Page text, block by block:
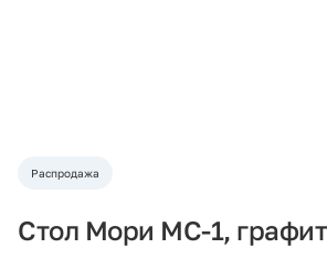
Распродажа
Стол Мори МС-1, графит